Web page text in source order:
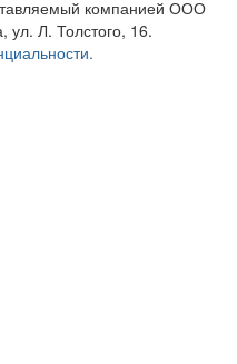
компанией ООО
Л. Толстого, 16.